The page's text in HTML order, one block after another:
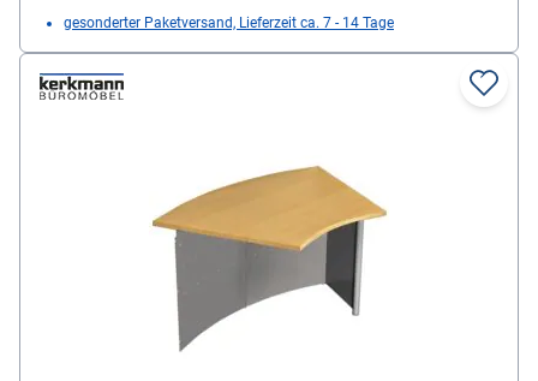
gesonderter Paketversand, Lieferzeit ca. 7 - 14 Tage